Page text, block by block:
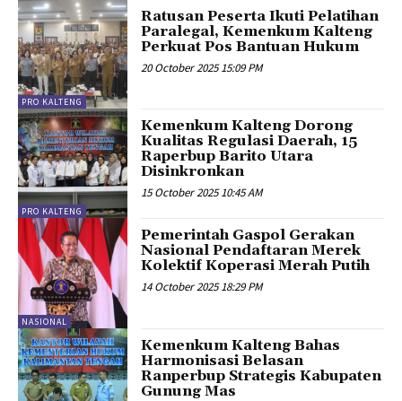
PRO KALTENG
Ratusan Peserta Ikuti Pelatihan
Paralegal, Kemenkum Kalteng
Perkuat Pos Bantuan Hukum
20 October 2025 15:09 PM
PRO KALTENG
Kemenkum Kalteng Dorong
Kualitas Regulasi Daerah, 15
Raperbup Barito Utara
Disinkronkan
15 October 2025 10:45 AM
NASIONAL
Pemerintah Gaspol Gerakan
Nasional Pendaftaran Merek
Kolektif Koperasi Merah Putih
14 October 2025 18:29 PM
Kemenkum Kalteng Bahas
Harmonisasi Belasan
Ranperbup Strategis Kabupaten
Gunung Mas